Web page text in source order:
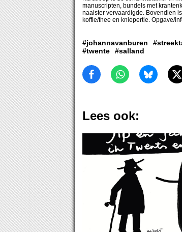
manuscripten, bundels met
naaister vervaardigde. Bovendien
koffie/thee en kniepertie. Opgave/
#johannavanburen
#twente
#salland
Lees ook: